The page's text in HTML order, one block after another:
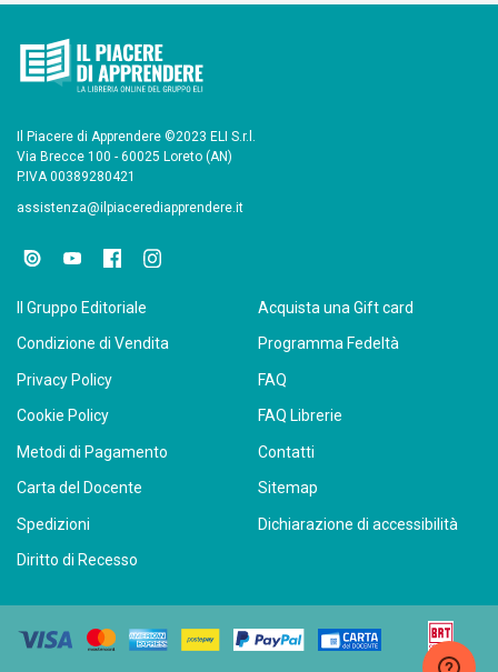
Il Piacere di Apprendere ©2023 ELI S.r.l.
Via Brecce 100 - 60025 Loreto (AN)
P.IVA 00389280421
assistenza@ilpiacerediapprendere.it
Il Gruppo Editoriale
Condizione di Vendita
Privacy Policy
Cookie Policy
Metodi di Pagamento
Carta del Docente
Spedizioni
Diritto di Recesso
Acquista una Gift card
Programma Fedeltà
FAQ
FAQ Librerie
Contatti
Sitemap
Dichiarazione di accessibilità